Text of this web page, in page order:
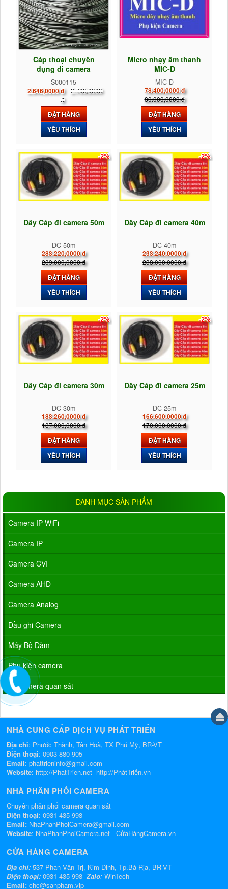
Cáp thoại chuyên
dụng đi camera
S000115
2.646,0000 đ
2.700,0000
đ
ĐẶT HÀNG
YÊU THÍCH
Micro nhạy âm thanh
MIC-D
MIC-D
78.400,0000 đ
80.000,0000 đ
ĐẶT HÀNG
YÊU THÍCH
-2%
Dây Cáp đi camera 50m
DC-50m
283.220,0000 đ
289.000,0000 đ
ĐẶT HÀNG
YÊU THÍCH
-2%
Dây Cáp đi camera 40m
DC-40m
233.240,0000 đ
238.000,0000 đ
ĐẶT HÀNG
YÊU THÍCH
-2%
Dây Cáp đi camera 30m
DC-30m
183.260,0000 đ
187.000,0000 đ
ĐẶT HÀNG
YÊU THÍCH
-2%
Dây Cáp đi camera 25m
DC-25m
166.600,0000 đ
170.000,0000 đ
ĐẶT HÀNG
YÊU THÍCH
DANH MỤC SẢN PHẨM
Camera IP WiFi
Camera IP
Camera CVI
Camera AHD
Camera Analog
Đầu ghi Camera
Máy Bộ Đàm
Phụ kiện camera
Bộ camera quan sát
NHÀ CUNG CẤP DỊCH VỤ PHÁT TRIỂN
Địa chỉ: Phước Thành, Tân Hoà, TX Phú Mỹ, BR-VT
Điện thoại: 0903 880 905
Email: phattrieninfo@gmail.com
Website: http://PhatTrien.net http://PhátTriển.vn
NHÀ PHÂN PHỐI CAMERA
Chuyên phân phối camera quan sát
Điện thoại: 0931 435 998
Email: NhaPhanPhoiCamera@gmail.com
Website: NhaPhanPhoiCamera.net - CửaHàngCamera.vn
CỬA HÀNG CAMERA
Địa chỉ: 537 Phan Văn Trị, Kim Dinh, Tp.Bà Rịa, BR-VT
Điện thoại: 0931 435 998 Zalo: WinTech
Email: chc@sanpham.vip